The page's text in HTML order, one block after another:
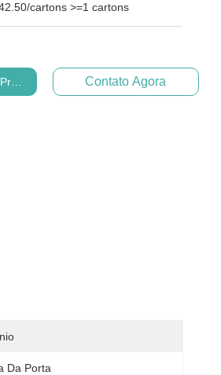
cartons >=1 cartons
Contato Agora
Da Porta